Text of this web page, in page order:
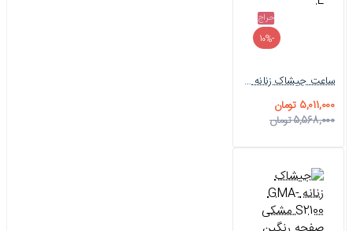
حراج
-10%
ساعت جیشاک زنانه GMA-S2100 آبی کاربنی G-shock-6400-L
5,011,000 تومان
5,568,000 تومان